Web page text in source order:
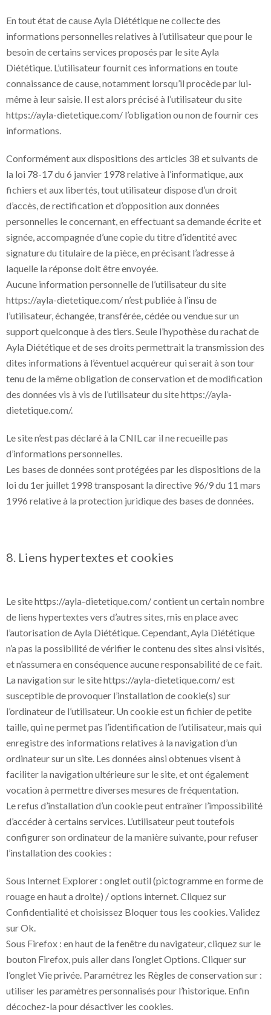
En tout état de cause Ayla Diététique ne collecte des
informations personnelles relatives à l’utilisateur que pour le
besoin de certains services proposés par le site Ayla
Diététique. L’utilisateur fournit ces informations en toute
connaissance de cause, notamment lorsqu’il procède par lui-
même à leur saisie. Il est alors précisé à l’utilisateur du site
https://ayla-dietetique.com/ l’obligation ou non de fournir ces
informations.
Conformément aux dispositions des articles 38 et suivants de
la loi 78-17 du 6 janvier 1978 relative à l’informatique, aux
fichiers et aux libertés, tout utilisateur dispose d’un droit
d’accès, de rectification et d’opposition aux données
personnelles le concernant, en effectuant sa demande écrite et
signée, accompagnée d’une copie du titre d’identité avec
signature du titulaire de la pièce, en précisant l’adresse à
laquelle la réponse doit être envoyée.
Aucune information personnelle de l’utilisateur du site
https://ayla-dietetique.com/ n’est publiée à l’insu de
l’utilisateur, échangée, transférée, cédée ou vendue sur un
support quelconque à des tiers. Seule l’hypothèse du rachat de
Ayla Diététique et de ses droits permettrait la transmission des
dites informations à l’éventuel acquéreur qui serait à son tour
tenu de la même obligation de conservation et de modification
des données vis à vis de l’utilisateur du site https://ayla-
dietetique.com/.
Le site n’est pas déclaré à la CNIL car il ne recueille pas
d’informations personnelles.
Les bases de données sont protégées par les dispositions de la
loi du 1er juillet 1998 transposant la directive 96/9 du 11 mars
1996 relative à la protection juridique des bases de données.
8. Liens hypertextes et cookies
Le site https://ayla-dietetique.com/ contient un certain nombre
de liens hypertextes vers d’autres sites, mis en place avec
l’autorisation de Ayla Diététique. Cependant, Ayla Diététique
n’a pas la possibilité de vérifier le contenu des sites ainsi visités,
et n’assumera en conséquence aucune responsabilité de ce fait.
La navigation sur le site https://ayla-dietetique.com/ est
susceptible de provoquer l’installation de cookie(s) sur
l’ordinateur de l’utilisateur. Un cookie est un fichier de petite
taille, qui ne permet pas l’identification de l’utilisateur, mais qui
enregistre des informations relatives à la navigation d’un
ordinateur sur un site. Les données ainsi obtenues visent à
faciliter la navigation ultérieure sur le site, et ont également
vocation à permettre diverses mesures de fréquentation.
Le refus d’installation d’un cookie peut entraîner l’impossibilité
d’accéder à certains services. L’utilisateur peut toutefois
configurer son ordinateur de la manière suivante, pour refuser
l’installation des cookies :
Sous Internet Explorer : onglet outil (pictogramme en forme de
rouage en haut a droite) / options internet. Cliquez sur
Confidentialité et choisissez Bloquer tous les cookies. Validez
sur Ok.
Sous Firefox : en haut de la fenêtre du navigateur, cliquez sur le
bouton Firefox, puis aller dans l’onglet Options. Cliquer sur
l’onglet Vie privée. Paramétrez les Règles de conservation sur :
utiliser les paramètres personnalisés pour l’historique. Enfin
décochez-la pour désactiver les cookies.